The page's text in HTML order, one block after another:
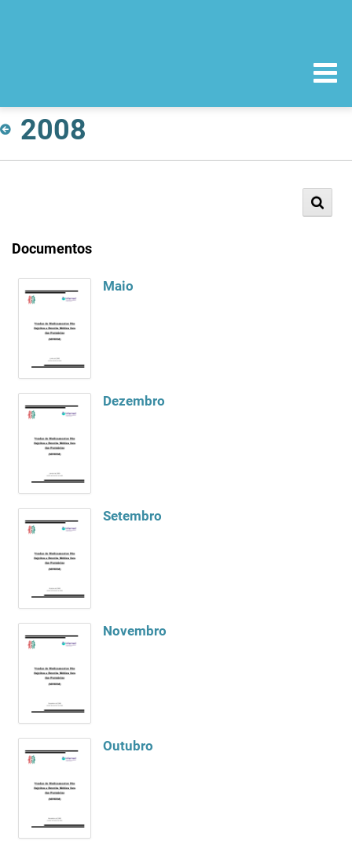
2008
Documentos
Maio
Dezembro
Setembro
Novembro
Outubro